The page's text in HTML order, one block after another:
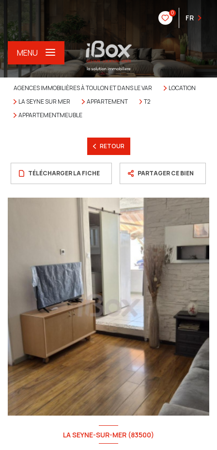
0
FR
MENU
AGENCES IMMOBILIÈRES À TOULON ET DANS LE VAR
LOCATION
LA SEYNE SUR MER
APPARTEMENT
T2
APPARTEMENTMEUBLE
RETOUR
TÉLÉCHARGER LA FICHE PARTAGER CE BIEN
LA SEYNE-SUR-MER (83500)